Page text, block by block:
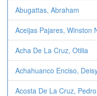
Abugattas, Abraham
Aceijas Pajares, Winston
Acha De La Cruz, Otilia
Achahuanco Enciso,
Acosta De La Cruz,